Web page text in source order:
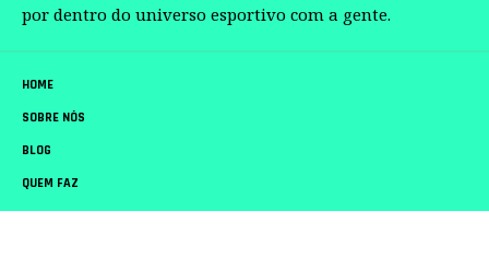
por dentro do universo esportivo com a gente.
HOME
SOBRE NÓS
BLOG
QUEM FAZ
CONTATO